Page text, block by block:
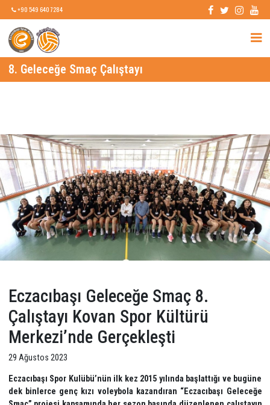
+90 549 640 7284
8. Geleceğe Smaç Çalıştayı
Eczacıbaşı Geleceğe Smaç 8.
Çalıştayı Kovan Spor Kültürü
Merkezi’nde Gerçekleşti
29 Ağustos 2023